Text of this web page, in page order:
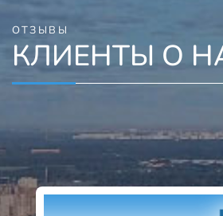
ОТЗЫВЫ
КЛИЕНТЫ О